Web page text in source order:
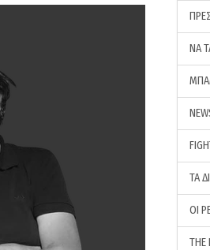
ΝΑ
ΤΑ
ΟΙ
THE